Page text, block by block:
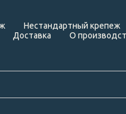
Нестандартный крепеж
Доставка
О